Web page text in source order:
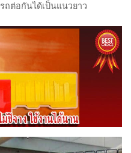
ถต่อกันได้เป็นแนวยาว